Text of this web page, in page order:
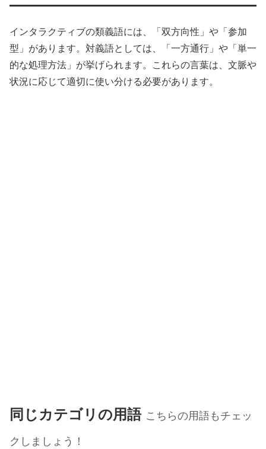
インタラクティブの類義語には、「双方向性」や「参加
型」があります。対義語としては、「一方通行」や「単一
的な処理方法」が挙げられます。これらの言葉は、文脈や
状況に応じて適切に使い分ける必要があります。
同じカテゴリの用語 こちらの用語もチェッ
クしましょう！